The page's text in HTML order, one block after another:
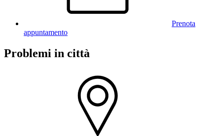
Prenota
appuntamento
Problemi in città